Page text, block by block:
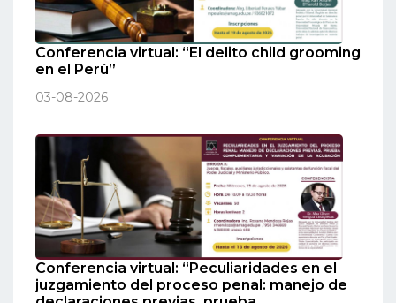
Conferencia virtual: “El delito child grooming
en el Perú”
03-08-2026
Conferencia virtual: “Peculiaridades en el
juzgamiento del proceso penal: manejo de